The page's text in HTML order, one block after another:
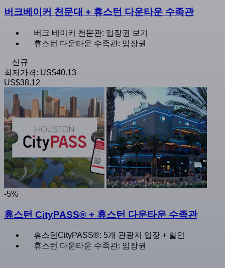
버크베이커 천문대 + 휴스턴 다운타운 수족관
버크 베이커 천문관: 입장권 보기
휴스턴 다운타운 수족관: 입장권
신규
최저가격: US$40.13
US$38.12
-5%
휴스턴 CityPASS® + 휴스턴 다운타운 수족관
휴스턴CityPASS®: 5개 관광지 입장 + 할인
휴스턴 다운타운 수족관: 입장권